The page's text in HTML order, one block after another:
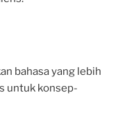
bahasa yang lebih
untuk konsep-